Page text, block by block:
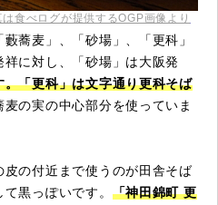
は食べログが提供するOGP画像より
蕎麦」、「砂場」、「更科」
に対し、「砂場」は大阪発
「更科」は文字通り更科そば
の実の中心部分を使っていま
の付近まで使うのが田舎そば
黒っぽいです。 「神田錦町 更